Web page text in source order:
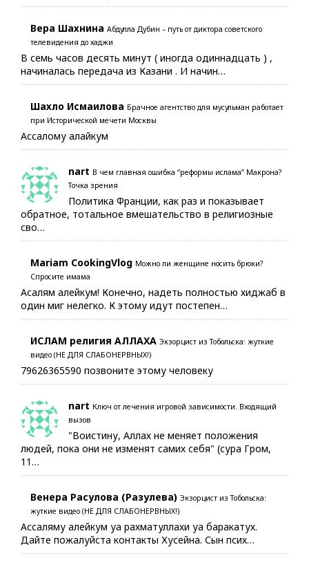
Вера Шахнина Абдулла Дубин – путь от диктора советского
телевидения до хаджи
В семь часов десять минут ( иногда одиннадцать ) ,
начиналась передача из Казани . И начин…
Шахло Исмаилова Брачное агентство для мусульман работает
при Исторической мечети Москвы
Ассалому алайкум
nart В чем главная ошибка “реформы ислама” Макрона?
Точка зрения
Политика Франции, как раз и показывает
обратное, тотальное вмешательство в религиозные
сво…
Mariam CookingVlog Можно ли женщине носить брюки?
Спросите имама
Асалям алейкум! Конечно, надеть полностью хиджаб в
один миг нелегко. К этому идут постепен…
ИСЛАМ религия АЛЛАХА Экзорцист из Тобольска: жуткие
видео (НЕ ДЛЯ СЛАБОНЕРВНЫХ!)
79626365590 позвоните этому человеку
nart Ключ от лечения игровой зависимости. Входящий
вызов
"Воистину, Аллах не меняет положения
людей, пока они не изменят самих себя" (сура Гром,
11…
Венера Расулова (Разулева) Экзорцист из Тобольска:
жуткие видео (НЕ ДЛЯ СЛАБОНЕРВНЫХ!)
Ассаляму алейкум уа рахматуллахи уа баракатух.
Дайте пожалуйста контакты Хусейна. Сын псих…